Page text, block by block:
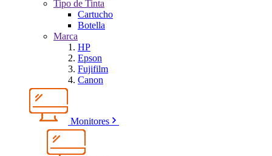
Tipo de Tinta
Cartucho
Botella
Marca
HP
Epson
Fujifilm
Canon
Monitores